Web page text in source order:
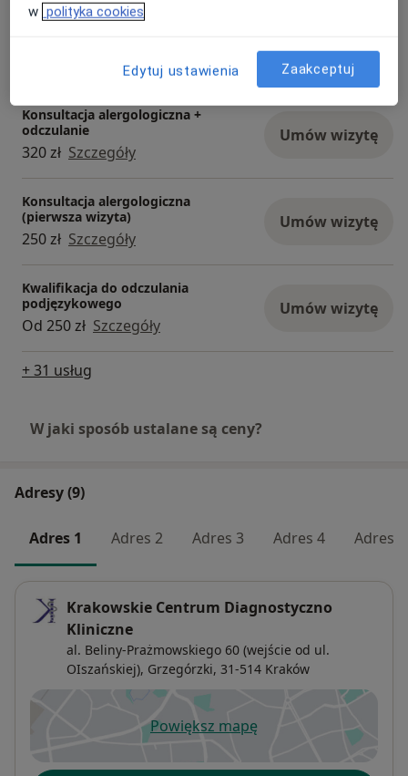
Szczegóły
Umów wizytę
Konsultacja alergologiczna +
odczulanie
320 zł Szczegóły
Umów wizytę
Konsultacja alergologiczna
(pierwsza wizyta)
250 zł Szczegóły
Umów wizytę
Kwalifikacja do odczulania
podjęzykowego
Od 250 zł Szczegóły
Umów wizytę
+ 31 usług
W jaki sposób ustalane są ceny?
Adresy (9)
Adres 1 Adres 2 Adres 3 Adres 4 Adres 5
Krakowskie Centrum Diagnostyczno
Kliniczne
al. Beliny-Prażmowskiego 60 (wejście od ul.
OIszańskiej), Grzegórzki, 31-514 Kraków
Powiększ mapęotwiera się w nowej karcie
w polityka cookies
Edytuj ustawienia Zaakceptuj